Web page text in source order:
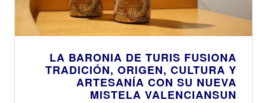
LA BARONIA DE TURIS FUSIONA
TRADICIÓN, ORIGEN, CULTURA Y
ARTESANÍA CON SU NUEVA
MISTELA VALENCIANSUN